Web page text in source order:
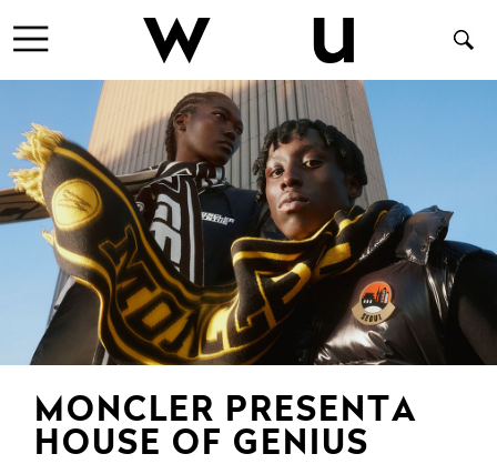
MONCLER PRESENTA
HOUSE OF GENIUS